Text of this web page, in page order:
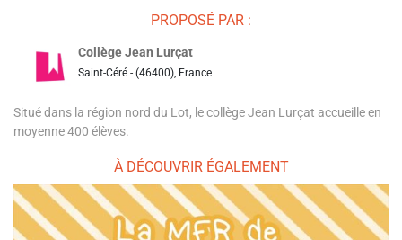
PROPOSÉ PAR :
Collège Jean Lurçat
Saint-Céré - (46400), France
Situé dans la région nord du Lot, le collège Jean Lurçat accueille en
moyenne 400 élèves.
À DÉCOUVRIR ÉGALEMENT